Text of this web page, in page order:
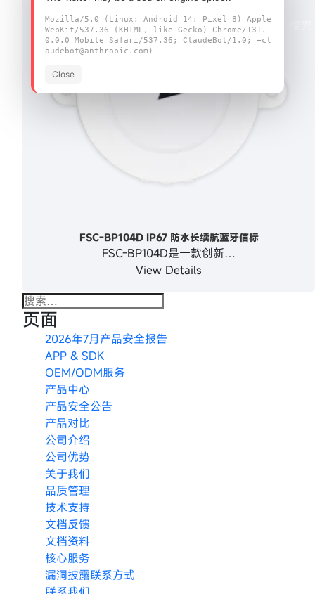
FSC-BP104D IP67 防水长续航蓝牙信标
FSC-BP104D是一款创新…
View Details
搜
索：
页面
2026年7月产品安全报告
APP & SDK
OEM/ODM服务
产品中心
产品安全公告
产品对比
公司介绍
公司优势
关于我们
品质管理
技术支持
文档反馈
文档资料
核心服务
漏洞披露联系方式
Mozilla/5.0 (Linux; Android 14; Pixel 8) Apple
WebKit/537.36 (KHTML, like Gecko) Chrome/131.
0.0.0 Mobile Safari/537.36; ClaudeBot/1.0; +cl
audebot@anthropic.com)
Close